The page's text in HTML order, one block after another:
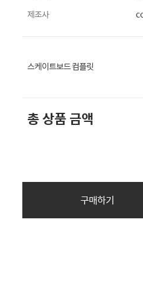
제조사
스케이트보드 컴플릿
총 상품 금액
구매하기